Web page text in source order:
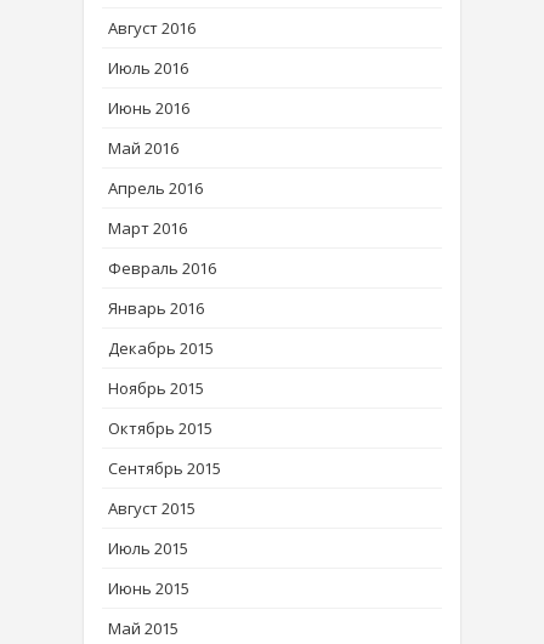
Август 2016
Июль 2016
Июнь 2016
Май 2016
Апрель 2016
Март 2016
Февраль 2016
Январь 2016
Декабрь 2015
Ноябрь 2015
Октябрь 2015
Сентябрь 2015
Август 2015
Июль 2015
Июнь 2015
Май 2015